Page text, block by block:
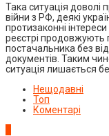
Така ситуація
війни з РФ, деякі
протизаконні
реєстрі продовжують
постачальника без
документів. Таким
ситуація лишається
Нещодавні
Топ
Коментарі